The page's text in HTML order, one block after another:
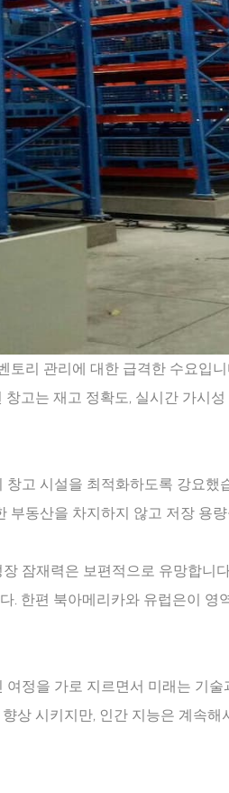
토리 관리에 대한 급격한 수요입
고는 재고 정확도, 실시간 가시
고 시설을 최적화하도록 강요
부동산을 차지하지 않고 저장 용
잠재력은 보편적으로 유망합니
. 한편 북아메리카와 유럽은이
정을 가로 지르면서 미래는 기
상 시키지만, 인간 지능은 계속